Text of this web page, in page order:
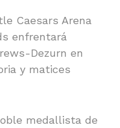
Caesars Arena
enfrentará
Dezurn en
y matices
medallista de